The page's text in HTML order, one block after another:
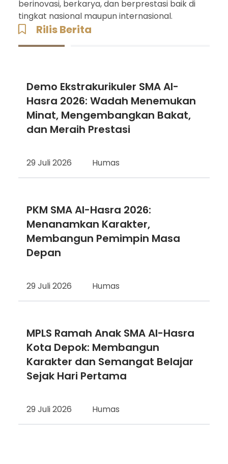
berinovasi, berkarya, dan berprestasi baik di
tingkat nasional maupun internasional.
Rilis Berita
Demo Ekstrakurikuler SMA Al-
Hasra 2026: Wadah Menemukan
Minat, Mengembangkan Bakat,
dan Meraih Prestasi
29 Juli 2026 Humas
PKM SMA Al-Hasra 2026:
Menanamkan Karakter,
Membangun Pemimpin Masa
Depan
29 Juli 2026 Humas
MPLS Ramah Anak SMA Al-Hasra
Kota Depok: Membangun
Karakter dan Semangat Belajar
Sejak Hari Pertama
29 Juli 2026 Humas